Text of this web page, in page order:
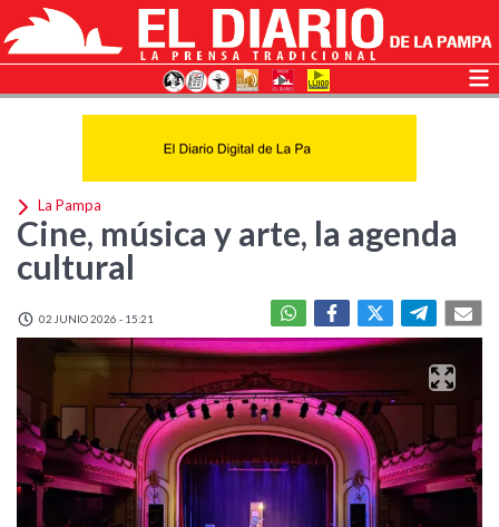
La Pampa
Cine, música y arte, la agenda
cultural
02 JUNIO 2026 - 15:21